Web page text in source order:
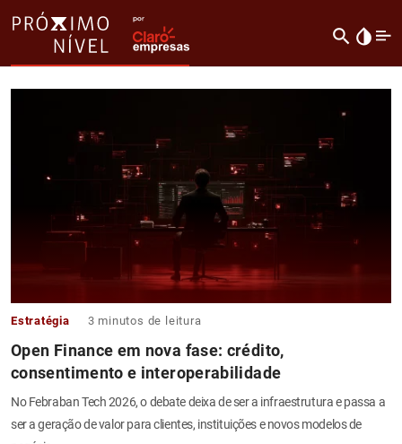
search invert_colors
Estratégia 3 minutos de leitura
Open Finance em nova fase: crédito,
consentimento e interoperabilidade
No Febraban Tech 2026, o debate deixa de ser a infraestrutura e passa a
ser a geração de valor para clientes, instituições e novos modelos de